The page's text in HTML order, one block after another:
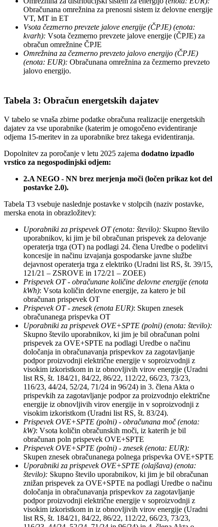
Obračunana omrežnina za prenosni sistem iz delovne energije
VT, MT in ET
Vsota čezmerno prevzete jalove energije (ČPJE) (enota:
kvarh): Vsota čezmerno prevzete jalove energije (ČPJE) za
obračun omrežnine ČPJE
Omrežnina za čezmerno prevzeto jalovo energijo (ČPJE)
(enota: EUR): Obračunana omrežnina za čezmerno prevzeto
jalovo energijo.
Tabela 3: Obračun energetskih dajatev
V tabelo se vnaša zbirne podatke obračuna realizacije energetskih
dajatev za vse uporabnike (katerim je omogočeno evidentiranje
odjema 15-meritev in za uporabnike brez takega evidentiranja.
Dopolnitev za poročanje v letu 2025 zajema dodatno izpadlo
vrstico za negospodinjski odjem:
2.A NEGO - NN brez merjenja moči (ločen prikaz kot del
postavke 2.0).
Tabela T3 vsebuje naslednje postavke v stolpcih (naziv postavke,
merska enota in obrazložitev):
Uporabniki za prispevek OT (enota: število): Skupno število
uporabnikov, ki jim je bil obračunan prispevek za delovanje
operaterja trga (OT) na podlagi 24. člena Uredbe o podelitvi
koncesije in načinu izvajanja gospodarske javne službe
dejavnost operaterja trga z elektriko (Uradni list RS, št. 39/15,
121/21 – ZSROVE in 172/21 – ZOEE)
Prispevek OT - obračunane količine delovne energije (enota
kWh): Vsota količin delovne energije, za katero je bil
obračunan prispevek OT
Prispevek OT - znesek (enota EUR): Skupen znesek
obračunanega prispevka OT
Uporabniki za prispevek OVE+SPTE (polni) (enota: število):
Skupno število uporabnikov, ki jim je bil obračunan polni
prispevek za OVE+SPTE na podlagi Uredbe o načinu
določanja in obračunavanja prispevkov za zagotavljanje
podpor proizvodnji električne energije v soproizvodnji z
visokim izkoristkom in iz obnovljivih virov energije (Uradni
list RS, št. 184/21, 84/22, 86/22, 112/22, 66/23, 73/23,
116/23, 44/24, 52/24, 71/24 in 96/24) in 3. člena Akta o
prispevkih za zagotavljanje podpor za proizvodnjo električne
energije iz obnovljivih virov energije in v soproizvodnji z
visokim izkoristkom (Uradni list RS, št. 83/24).
Prispevek OVE+SPTE (polni) - obračunana moč (enota:
kW): Vsota količin obračunskih moči, iz katerih je bil
obračunan poln prispevek OVE+SPTE
Prispevek OVE+SPTE (polni) - znesek (enota: EUR):
Skupen znesek obračunanega polnega prispevka OVE+SPTE
Uporabniki za prispevek OVE+SPTE (olajšava) (enota:
število): Skupno število uporabnikov, ki jim je bil obračunan
znižan prispevek za OVE+SPTE na podlagi Uredbe o načinu
določanja in obračunavanja prispevkov za zagotavljanje
podpor proizvodnji električne energije v soproizvodnji z
visokim izkoristkom in iz obnovljivih virov energije (Uradni
list RS, št. 184/21, 84/22, 86/22, 112/22, 66/23, 73/23,